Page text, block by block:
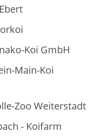
Koi GmbH
Main-Koi
Zoo Weiterstadt
- Koifarm